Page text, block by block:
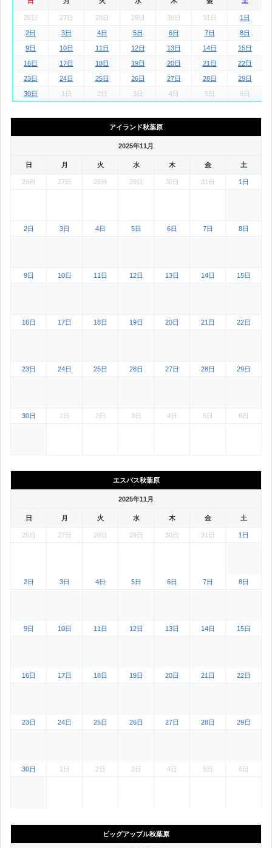
26日 27日 28日 29日 30日 31日 1日
2日 3日 4日 5日 6日 7日 8日
9日 10日 11日 12日 13日 14日 15日
16日 17日 18日 19日 20日 21日 22日
23日 24日 25日 26日 27日 28日 29日
30日 1日 2日 3日 4日 5日 6日
アイランド秋葉原
2025年11月
日 月 火 水 木 金 土
26日 27日 28日 29日 30日 31日 1日
2025年10月26日 アイランド秋葉原。2025年11月のカレンダー表示範囲外（対象月外
2025年10月27日 アイランド秋葉原。2025年11月のカレンダー表示範囲外
2025年10月28日 アイランド秋葉原。2025年11月のカレンダ
2025年10月29日 アイランド秋葉原。2025年11月
2025年10月30日 アイランド秋葉原。
2025年10月31日 アイラ
2日 3日 4日 5日 6日 7日 8日
9日 10日 11日 12日 13日 14日 15日
16日 17日 18日 19日 20日 21日 22日
23日 24日 25日 26日 27日 28日 29日
30日 1日 2日 3日 4日 5日 6日
エスパス秋葉原
2025年11月
日 月 火 水 木 金 土
26日 27日 28日 29日 30日 31日 1日
2025年10月26日 エスパス秋葉原。2025年11月のカレンダー表示範囲外（対象月外・
2025年10月27日 エスパス秋葉原。2025年11月のカレンダー表示範囲外（
2025年10月28日 エスパス秋葉原。2025年11月のカレンダー
2025年10月29日 エスパス秋葉原。2025年11月の
2025年10月30日 エスパス秋葉原。
2025年10月31日 エスパ
2日 3日 4日 5日 6日 7日 8日
9日 10日 11日 12日 13日 14日 15日
16日 17日 18日 19日 20日 21日 22日
23日 24日 25日 26日 27日 28日 29日
30日 1日 2日 3日 4日 5日 6日
ビッグアップル秋葉原